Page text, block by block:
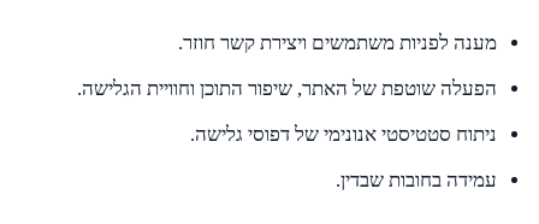
מענה לפניות משתמשים ויצירת קשר חוזר.
הפעלה שוטפת של האתר, שיפור התוכן וחוויית הגלישה.
ניתוח סטטיסטי אנונימי של דפוסי גלישה.
עמידה בחובות שבדין.